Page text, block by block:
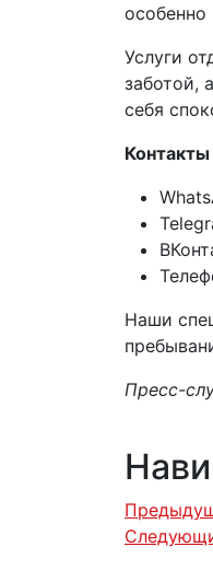
Услуги
заботой,
себя
Контакты
Наши
Пресс-